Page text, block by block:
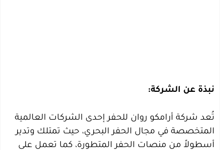
نبذة عن الشركة:
تُعد شركة أرامكو روان للحفر إحدى الشركات العالمية
المتخصصة في مجال الحفر البحري، حيث تمتلك وتدير
أسطولاً من منصات الحفر المتطورة، كما تعمل على